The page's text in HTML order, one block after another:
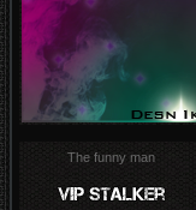
The funny man